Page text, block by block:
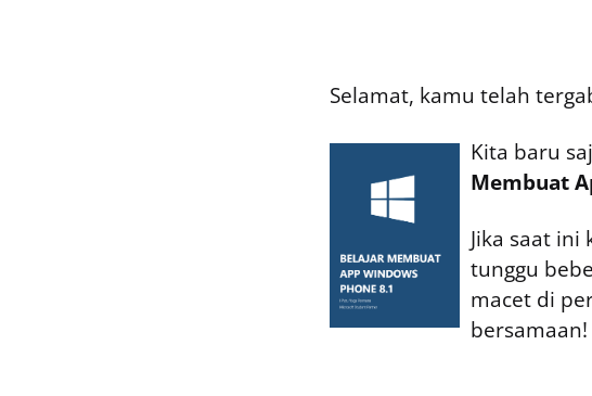
Selamat, kamu telah
Kita baru
Membuat
Jika saat
tunggu
macet di
bersamaan!